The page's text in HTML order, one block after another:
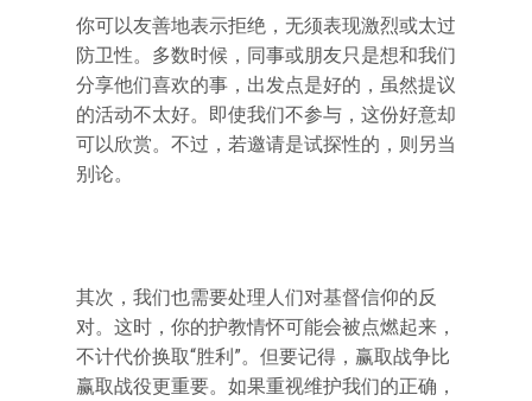
你可以友善地表示拒绝，无须表现激烈或太过
防卫性。多数时候，同事或朋友只是想和我们
分享他们喜欢的事，出发点是好的，虽然提议
的活动不太好。即使我们不参与，这份好意却
可以欣赏。不过，若邀请是试探性的，则另当
别论。
其次，我们也需要处理人们对基督信仰的反
对。这时，你的护教情怀可能会被点燃起来，
不计代价换取“胜利”。但要记得，赢取战争比
赢取战役更重要。如果重视维护我们的正确，